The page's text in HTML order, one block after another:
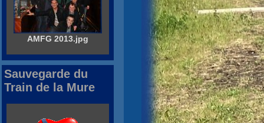
AMFG 2013.jpg
Sauvegarde du
Train de la Mure